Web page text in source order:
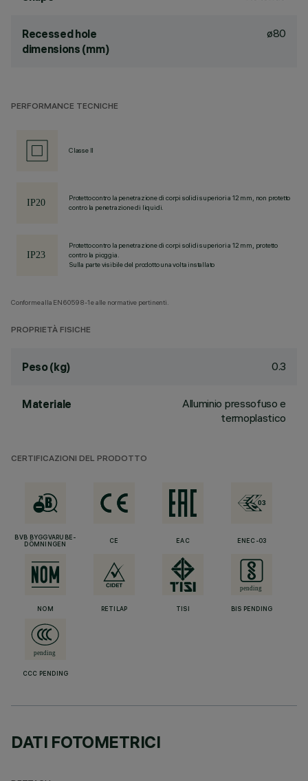
Recessed hole
dimensions (mm)
ø80
PERFORMANCE TECNICHE
Classe II
Protetto contro la penetrazione di corpi solidi superiori a 12 mm, non protetto
contro la penetrazione di liquidi.
Protetto contro la penetrazione di corpi solidi superiori a 12 mm, protetto
contro la pioggia.
Sulla parte visibile del prodotto una volta installato
Conforme alla EN60598-1 e alle normative pertinenti.
PROPRIETÀ FISICHE
Peso (kg) 0.3
Materiale
Alluminio pressofuso e
termoplastico
CERTIFICAZIONI DEL PRODOTTO
BVB BYGGVARUBE-
DÖMNINGEN
CE EAC ENEC-03
NOM RETILAP TISI BIS PENDING
CCC PENDING
DATI FOTOMETRICI